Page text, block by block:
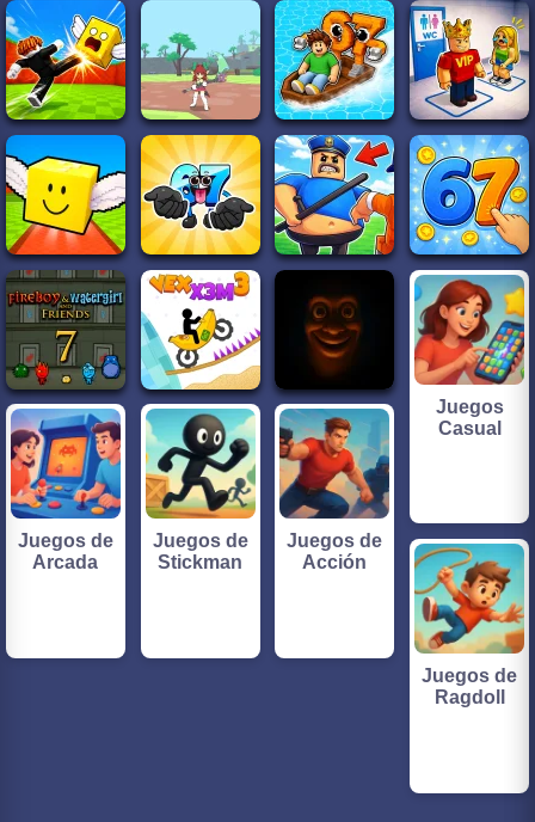
Juegos
Casual
Juegos de
Arcada
Juegos de
Stickman
Juegos de
Acción
Juegos de
Ragdoll